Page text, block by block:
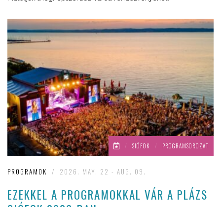
/ SIÓFOK / PROGRAMSOROZAT
PROGRAMOK / 2026. MAY. 22 - AUG. 09.
EZEKKEL A PROGRAMOKKAL VÁR A PLÁZS